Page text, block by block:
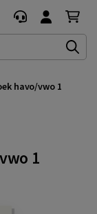
havo/vwo 1
1